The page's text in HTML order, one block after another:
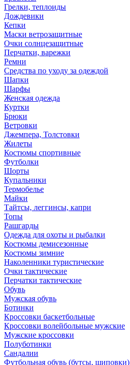
Грелки, теплоиды
Дождевики
Кепки
Маски ветрозащитные
Очки солнцезащитные
Перчатки, варежки
Ремни
Средства по уходу за одеждой
Шапки
Шарфы
Женская одежда
Куртки
Брюки
Ветровки
Джемпера, Толстовки
Жилеты
Костюмы спортивные
Футболки
Шорты
Купальники
Термобелье
Майки
Тайтсы, леггинсы, капри
Топы
Рашгарды
Одежда для охоты и рыбалки
Костюмы демисезонные
Костюмы зимние
Наколенники туристические
Очки тактические
Перчатки тактические
Обувь
Мужская обувь
Ботинки
Кроссовки баскетбольные
Кроссовки волейбольные мужские
Мужские кроссовки
Полуботинки
Сандалии
Футбольная обувь (бутсы, шиповки)